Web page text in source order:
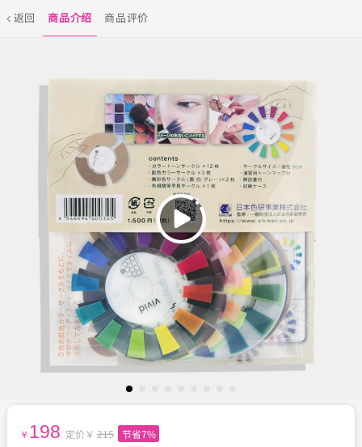
返回 商品介绍 商品评价
￥ 198 定价￥ 215 节省7%